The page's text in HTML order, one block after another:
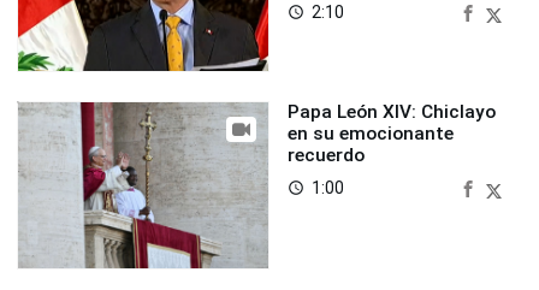
access_time 2:10
Papa León XIV: Chiclayo
en su emocionante
recuerdo
access_time 1:00